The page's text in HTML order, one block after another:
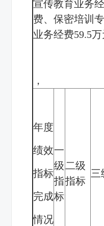
宣传教育业务经
费、保密培训
业务经费59.5万
，
年度
绩效
指标
完成
情况
一
级
指
标
二级
指标
三